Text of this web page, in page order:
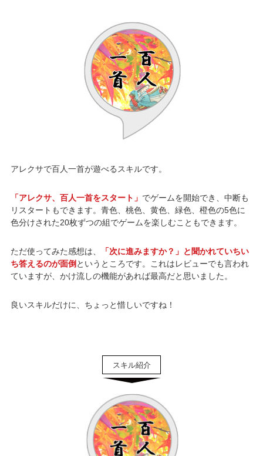
アレクサで百人一首が遊べるスキルです。
「アレクサ、百人一首をスタート」 でゲームを開始でき、中断も
リスタートもできます。青色、桃色、黄色、緑色、橙色の5色に
色分けされた20枚ずつの組でゲームを楽しむこともできます。
ただ使ってみた感想は、
「次に進みますか？」と聞かれていちい
ち答えるのが面倒 というところです。これはレビューでも言われ
ていますが、かけ流しの機能があれば最高だと思いました。
良いスキルだけに、ちょっと惜しいですね！